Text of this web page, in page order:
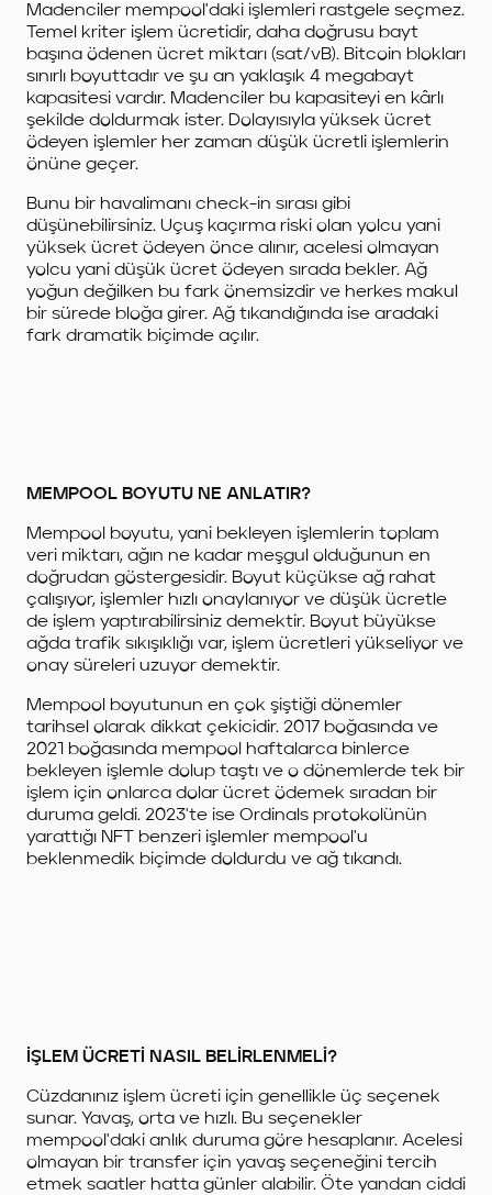
Madenciler mempool'daki işlemleri rastgele seçmez.
Temel kriter işlem ücretidir, daha doğrusu bayt
başına ödenen ücret miktarı (sat/vB). Bitcoin blokları
sınırlı boyuttadır ve şu an yaklaşık 4 megabayt
kapasitesi vardır. Madenciler bu kapasiteyi en kârlı
şekilde doldurmak ister. Dolayısıyla yüksek ücret
ödeyen işlemler her zaman düşük ücretli işlemlerin
önüne geçer.
Bunu bir havalimanı check-in sırası gibi
düşünebilirsiniz. Uçuş kaçırma riski olan yolcu yani
yüksek ücret ödeyen önce alınır, acelesi olmayan
yolcu yani düşük ücret ödeyen sırada bekler. Ağ
yoğun değilken bu fark önemsizdir ve herkes makul
bir sürede bloğa girer. Ağ tıkandığında ise aradaki
fark dramatik biçimde açılır.
MEMPOOL BOYUTU NE ANLATIR?
Mempool boyutu, yani bekleyen işlemlerin toplam
veri miktarı, ağın ne kadar meşgul olduğunun en
doğrudan göstergesidir. Boyut küçükse ağ rahat
çalışıyor, işlemler hızlı onaylanıyor ve düşük ücretle
de işlem yaptırabilirsiniz demektir. Boyut büyükse
ağda trafik sıkışıklığı var, işlem ücretleri yükseliyor ve
onay süreleri uzuyor demektir.
Mempool boyutunun en çok şiştiği dönemler
tarihsel olarak dikkat çekicidir. 2017 boğasında ve
2021 boğasında mempool haftalarca binlerce
bekleyen işlemle dolup taştı ve o dönemlerde tek bir
işlem için onlarca dolar ücret ödemek sıradan bir
duruma geldi. 2023'te ise Ordinals protokolünün
yarattığı NFT benzeri işlemler mempool'u
beklenmedik biçimde doldurdu ve ağ tıkandı.
İŞLEM ÜCRETİ NASIL BELİRLENMELİ?
Cüzdanınız işlem ücreti için genellikle üç seçenek
sunar. Yavaş, orta ve hızlı. Bu seçenekler
mempool'daki anlık duruma göre hesaplanır. Acelesi
olmayan bir transfer için yavaş seçeneğini tercih
etmek saatler hatta günler alabilir. Öte yandan ciddi